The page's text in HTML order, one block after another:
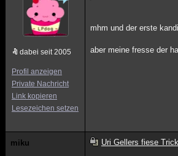
dabei seit 2005
Profil anzeigen
Private Nachricht
Link kopieren
Lesezeichen setzen
mhm und der erste
aber meine fresse der
miku Uri Gellers fiese